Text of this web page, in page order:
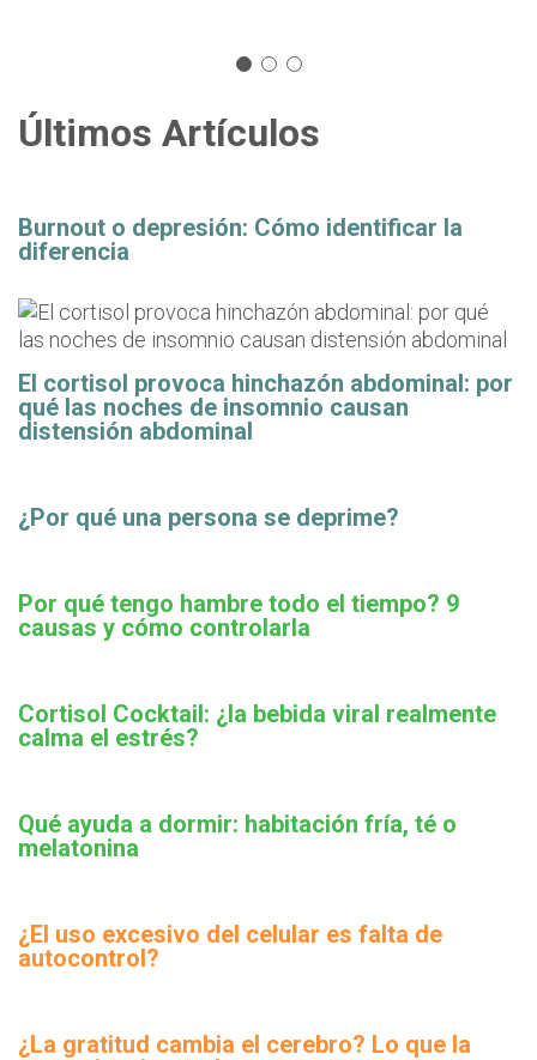
Últimos Artículos
Burnout o depresión: Cómo identificar la
diferencia
El cortisol provoca hinchazón abdominal: por
qué las noches de insomnio causan
distensión abdominal
¿Por qué una persona se deprime?
Por qué tengo hambre todo el tiempo? 9
causas y cómo controlarla
Cortisol Cocktail: ¿la bebida viral realmente
calma el estrés?
Qué ayuda a dormir: habitación fría, té o
melatonina
¿El uso excesivo del celular es falta de
autocontrol?
¿La gratitud cambia el cerebro? Lo que la